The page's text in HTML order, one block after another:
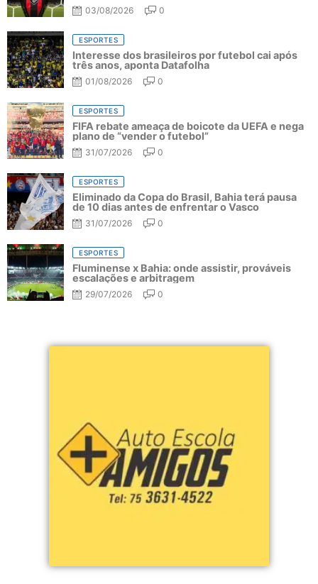
03/08/2026 0
ESPORTES
Interesse dos brasileiros por futebol cai após
três anos, aponta Datafolha
01/08/2026 0
ESPORTES
FIFA rebate ameaça de boicote da UEFA e nega
plano de “vender o futebol”
31/07/2026 0
ESPORTES
Eliminado da Copa do Brasil, Bahia terá pausa
de 10 dias antes de enfrentar o Vasco
31/07/2026 0
ESPORTES
Fluminense x Bahia: onde assistir, prováveis
escalações e arbitragem
29/07/2026 0